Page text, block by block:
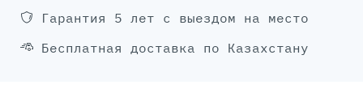
Гарантия 5 лет с выездом на место
Бесплатная доставка по Казахстану